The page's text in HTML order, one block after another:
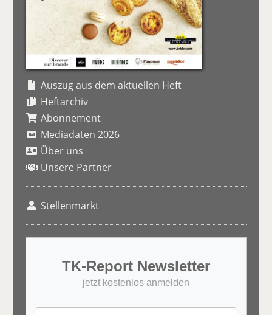
Auszug aus dem aktuellen Heft
Heftarchiv
Abonnement
Mediadaten 2026
Über uns
Unsere Partner
Stellenmarkt
TK-Report Newsletter
jetzt kostenlos anmelden